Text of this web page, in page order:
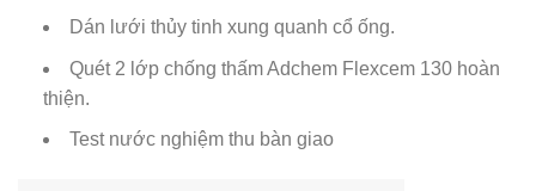
Dán lưới thủy tinh xung quanh cổ ống.
Quét 2 lớp chống thấm Adchem Flexcem 130 hoàn
thiện.
Test nước nghiệm thu bàn giao